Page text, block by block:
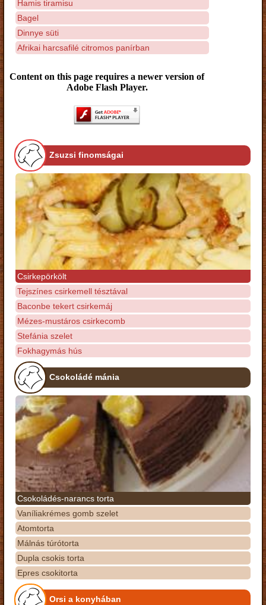
Hamis tiramisu
Bagel
Dinnye süti
Afrikai harcsafilé citromos panírban
Content on this page requires a newer version of
Adobe Flash Player.
Zsuzsi finomságai
Csirkepörkölt
Tejszínes csirkemell tésztával
Baconbe tekert csirkemáj
Mézes-mustáros csirkecomb
Stefánia szelet
Fokhagymás hús
Csokoládé mánia
Csokoládés-narancs torta
Vaníliakrémes gomb szelet
Atomtorta
Málnás túrótorta
Dupla csokis torta
Epres csokitorta
Orsi a konyhában